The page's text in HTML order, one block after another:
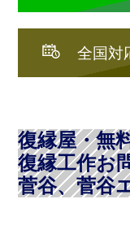
全国対
復縁屋・無
復縁工作お
菅谷、菅谷